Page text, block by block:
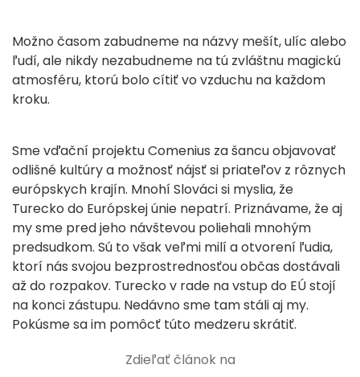
Možno časom zabudneme na názvy mešít, ulíc alebo
ľudí, ale nikdy nezabudneme na tú zvláštnu magickú
atmosféru, ktorú bolo cítiť vo vzduchu na každom
kroku.
Sme vďační projektu Comenius za šancu objavovať
odlišné kultúry a možnosť nájsť si priateľov z rôznych
európskych krajín. Mnohí Slováci si myslia, že
Turecko do Európskej únie nepatrí. Priznávame, že aj
my sme pred jeho návštevou poliehali mnohým
predsudkom. Sú to však veľmi milí a otvorení ľudia,
ktorí nás svojou bezprostrednosťou občas dostávali
až do rozpakov. Turecko v rade na vstup do EÚ stojí
na konci zástupu. Nedávno sme tam stáli aj my.
Pokúsme sa im pomôcť túto medzeru skrátiť.
Zdieľať článok na